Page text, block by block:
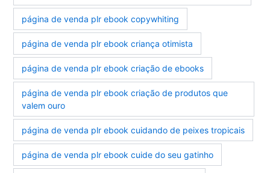
página de venda plr ebook copywhiting
página de venda plr ebook criança otimista
página de venda plr ebook criação de ebooks
página de venda plr ebook criação de produtos que
valem ouro
página de venda plr ebook cuidando de peixes tropicais
página de venda plr ebook cuide do seu gatinho